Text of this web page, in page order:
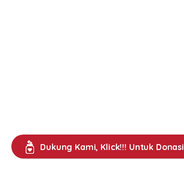
Dukung Kami, Klick!!! Untuk Donasi